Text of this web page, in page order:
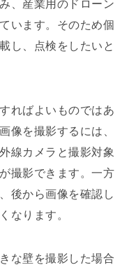
、産業用のドローン
います。そのため個
し、点検をしたいと
ればよいものではあ
像を撮影するには、
線カメラと撮影対象
撮影できます。一方
後から画像を確認し
なります。
な壁を撮影した場合